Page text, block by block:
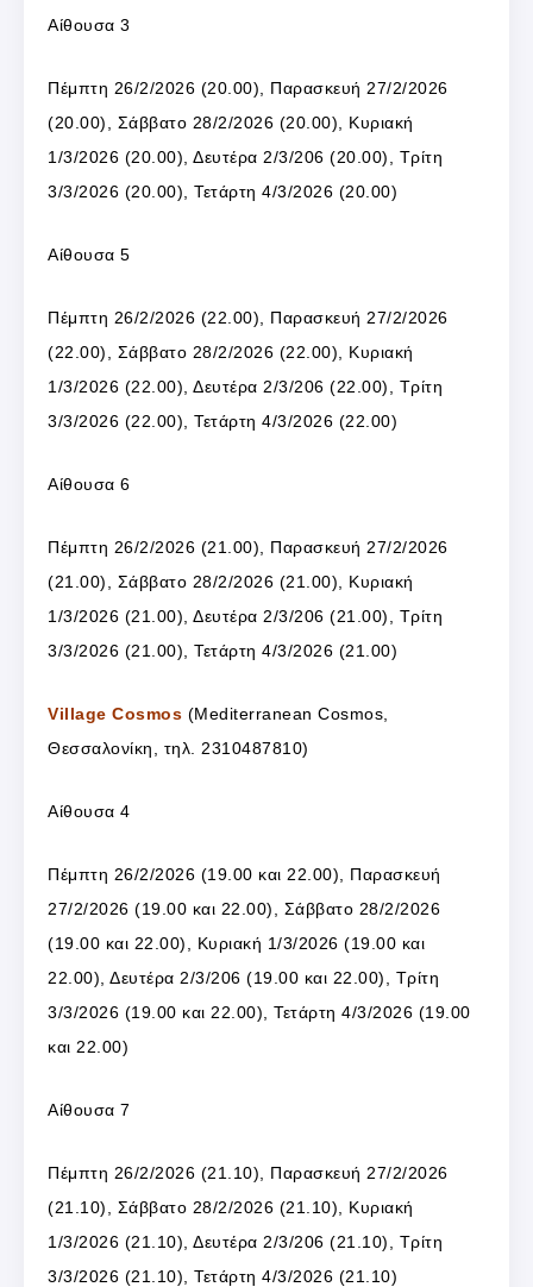
Αίθουσα 3
Πέμπτη 26/2/2026 (20.00), Παρασκευή 27/2/2026
(20.00), Σάββατο 28/2/2026 (20.00), Κυριακή
1/3/2026 (20.00), Δευτέρα 2/3/206 (20.00), Τρίτη
3/3/2026 (20.00), Τετάρτη 4/3/2026 (20.00)
Αίθουσα 5
Πέμπτη 26/2/2026 (22.00), Παρασκευή 27/2/2026
(22.00), Σάββατο 28/2/2026 (22.00), Κυριακή
1/3/2026 (22.00), Δευτέρα 2/3/206 (22.00), Τρίτη
3/3/2026 (22.00), Τετάρτη 4/3/2026 (22.00)
Αίθουσα 6
Πέμπτη 26/2/2026 (21.00), Παρασκευή 27/2/2026
(21.00), Σάββατο 28/2/2026 (21.00), Κυριακή
1/3/2026 (21.00), Δευτέρα 2/3/206 (21.00), Τρίτη
3/3/2026 (21.00), Τετάρτη 4/3/2026 (21.00)
Village Cosmos (Mediterranean Cosmos,
Θεσσαλονίκη, τηλ. 2310487810)
Αίθουσα 4
Πέμπτη 26/2/2026 (19.00 και 22.00), Παρασκευή
27/2/2026 (19.00 και 22.00), Σάββατο 28/2/2026
(19.00 και 22.00), Κυριακή 1/3/2026 (19.00 και
22.00), Δευτέρα 2/3/206 (19.00 και 22.00), Τρίτη
3/3/2026 (19.00 και 22.00), Τετάρτη 4/3/2026 (19.00
και 22.00)
Αίθουσα 7
Πέμπτη 26/2/2026 (21.10), Παρασκευή 27/2/2026
(21.10), Σάββατο 28/2/2026 (21.10), Κυριακή
1/3/2026 (21.10), Δευτέρα 2/3/206 (21.10), Τρίτη
3/3/2026 (21.10), Τετάρτη 4/3/2026 (21.10)